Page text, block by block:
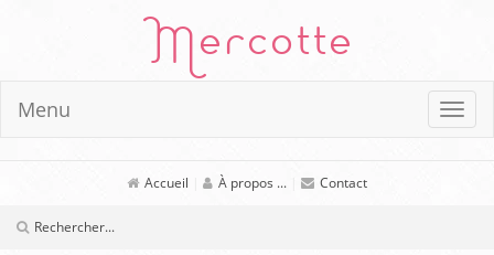
Mercotte
Menu
Accueil À propos ... Contact